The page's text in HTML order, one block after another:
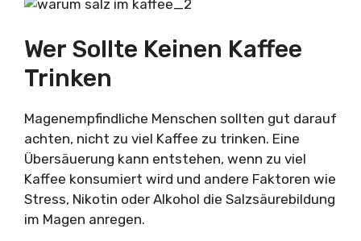
Wer Sollte Keinen Kaffee
Trinken
Magenempfindliche Menschen sollten gut darauf
achten, nicht zu viel Kaffee zu trinken. Eine
Übersäuerung kann entstehen, wenn zu viel
Kaffee konsumiert wird und andere Faktoren wie
Stress, Nikotin oder Alkohol die Salzsäurebildung
im Magen anregen.